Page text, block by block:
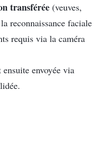
transférée (veuves,
reconnaissance faciale
requis via la caméra
envoyée via